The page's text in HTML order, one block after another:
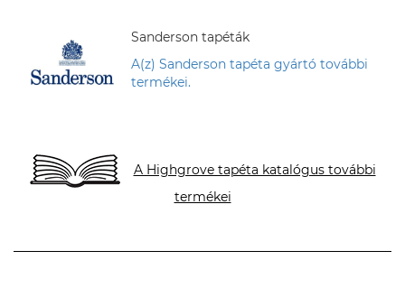
Sanderson tapéták
A(z) Sanderson tapéta gyártó további
termékei.
A Highgrove tapéta katalógus további
termékei